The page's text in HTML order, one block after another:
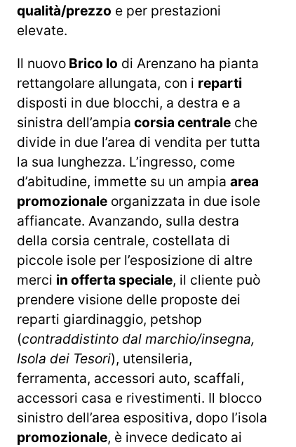
qualità/prezzo e per prestazioni
elevate.
Il nuovo Brico Io di Arenzano ha pianta
rettangolare allungata, con i reparti
disposti in due blocchi, a destra e a
sinistra dell’ampia corsia centrale che
divide in due l’area di vendita per tutta
la sua lunghezza. L’ingresso, come
d’abitudine, immette su un ampia area
promozionale organizzata in due isole
affiancate. Avanzando, sulla destra
della corsia centrale, costellata di
piccole isole per l’esposizione di altre
merci in offerta speciale, il cliente può
prendere visione delle proposte dei
reparti giardinaggio, petshop
(contraddistinto dal marchio/insegna,
Isola dei Tesori), utensileria,
ferramenta, accessori auto, scaffali,
accessori casa e rivestimenti. Il blocco
sinistro dell’area espositiva, dopo l’isola
promozionale, è invece dedicato ai